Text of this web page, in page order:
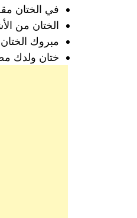
في الختان
الختان من
مبروك
ختان ولدك